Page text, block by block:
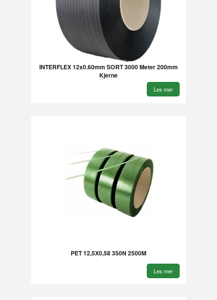
INTERFLEX 12x0.60mm SORT 3000 Meter 200mm
Kjerne
Les mer
PET 12,5X0,58 350N 2500M
Les mer